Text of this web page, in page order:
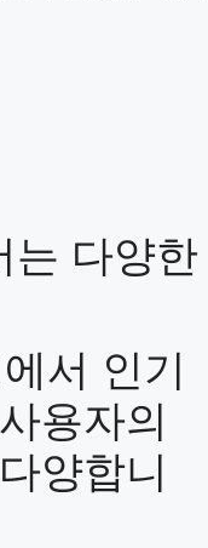
는 다양한
서 인기
용자의
양합니